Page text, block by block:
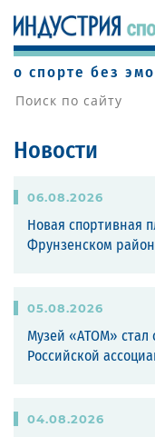
о спорте без
Новости
06.08.2026
Новая спортивная
Фрунзенском
05.08.2026
Музей «АТОМ» стал
Российской
04.08.2026